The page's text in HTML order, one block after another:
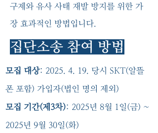
구제와 유사 사태 재발 방지를 위한 가
장 효과적인 방법입니다.
집단소송 참여 방법
모집 대상: 2025. 4. 19. 당시 SKT(알뜰
폰 포함) 가입자(법인 명의 제외)
모집 기간(제3차): 2025년 8월 1일(금) ~
2025년 9월 30일(화)